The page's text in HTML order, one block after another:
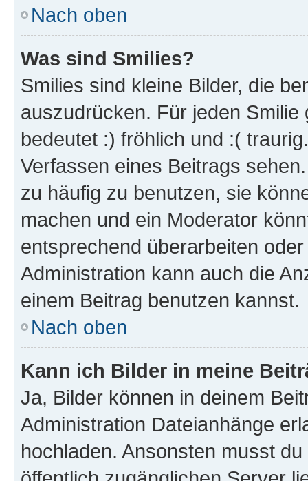
Nach oben
Was sind Smilies?
Smilies sind kleine Bilder, die
auszudrücken. Für jeden
bedeutet :) fröhlich und :(
Verfassen eines Beitrags
zu häufig zu benutzen, sie
machen und ein Moderator
entsprechend überarbeiten
Administration kann auch die
einem Beitrag benutzen kannst.
Nach oben
Kann ich Bilder in meine
Ja, Bilder können in deinem
Administration Dateianhänge
hochladen. Ansonsten musst